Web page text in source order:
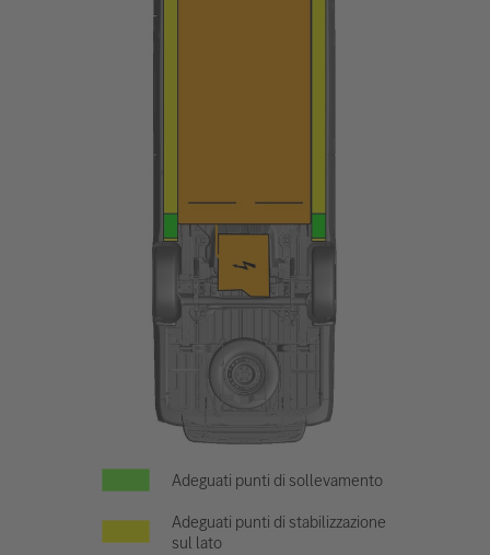
Adeguati punti di sollevamento
Adeguati punti di stabilizzazione
sul lato